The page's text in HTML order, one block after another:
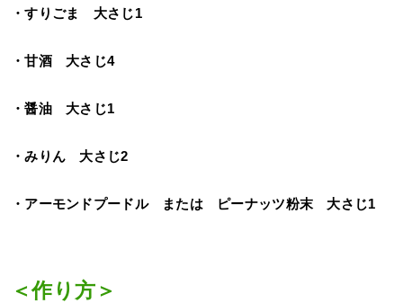
・すりごま 大さじ1
・甘酒 大さじ4
・醤油 大さじ1
・みりん 大さじ2
・アーモンドプードル または ピーナッツ粉末 大さじ1
＜作り方＞